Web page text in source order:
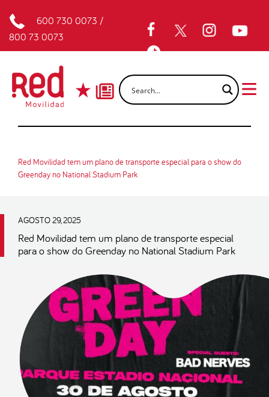
600 730 0073 /
800 73 0073
Red Movilidad tem um plano de transporte especial para o show do
Greenday no National Stadium Park
AGOSTO 29, 2025
Red Movilidad tem um plano de transporte especial
para o show do Greenday no National Stadium Park